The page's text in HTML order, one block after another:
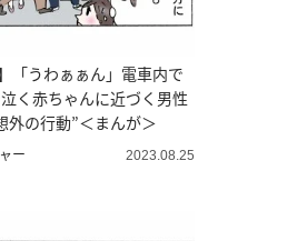
「うわぁぁん」電車内で
く赤ちゃんに近づく男性
外の行動”＜まんが＞
ー 2023.08.25